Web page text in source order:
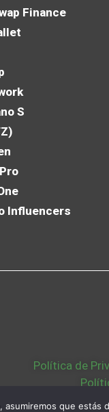
Finance
S
Influencers
Política de
Política Cookiesque estás